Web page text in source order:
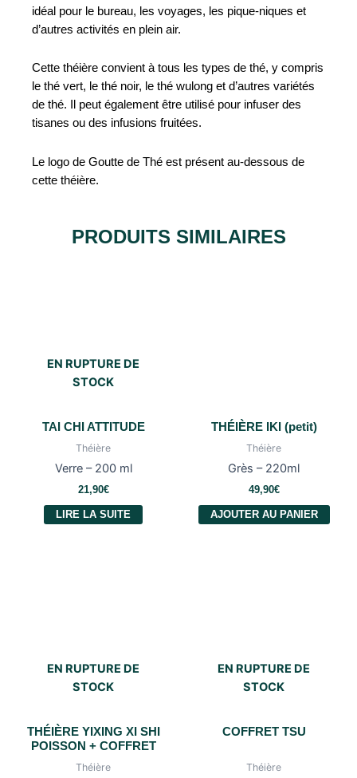
idéal pour le bureau, les voyages, les pique-niques et
d’autres activités en plein air.
Cette théière convient à tous les types de thé, y compris
le thé vert, le thé noir, le thé wulong et d’autres variétés
de thé. Il peut également être utilisé pour infuser des
tisanes ou des infusions fruitées.
Le logo de Goutte de Thé est présent au-dessous de
cette théière.
PRODUITS SIMILAIRES
EN RUPTURE DE
STOCK
TAI CHI ATTITUDE
Théière
Verre – 200 ml
21,90€
LIRE LA SUITE
THÉIÈRE IKI (petit)
Théière
Grès – 220ml
49,90€
AJOUTER AU PANIER
EN RUPTURE DE
STOCK
THÉIÈRE YIXING XI SHI
POISSON + COFFRET
Théière
EN RUPTURE DE
STOCK
COFFRET TSU
Théière